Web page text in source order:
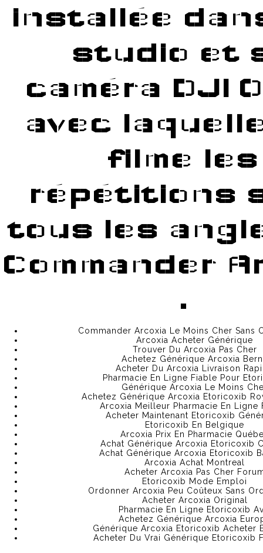
ЗЕРКАЛА ОМГ – ИСПОЛЬЗУЕМ АЛЬТЕРНАТИВНЫЕ
АДРЕСА OMG – ИЩЕМ ВОЗМОЖНОСТИ ПОПАСТЬ НА
OMG ВХОД – РЕГИСТРИРУЕМСЯ И АВТОРИЗУЕМСЯ
ОМГ МАГАЗИН – ОСОБЕННОСТИ ТОРГОВОЙ
ОМГ САЙТ ТОР – ВХОД НА ТОРГОВУЮ ПЛАТФОРМУ
OMG ЗЕРКАЛО ОМГ ССЫЛКА ОНИОН
АДРЕС OMG
ОМГ САЙТ ЗЕРКАЛО ОМГ ТОР
OMG ССЫЛКА TOR OMG САЙТ
ОМГ ЗЕРКАЛО ОНИОН OMG ВХОД
Où Commander Arcoxia .
Pharmacie Web
installée
studio et
caméra DJI
avec
filme les
répétitions
tous les
Commander
.
Commander Arcoxia Le Moins Cher Sans
Arcoxia Acheter Générique
Trouver Du Arcoxia Pas Cher
Achetez Générique Arcoxia
Acheter Du Arcoxia Livraison
Pharmacie En Ligne Fiable Pour
Générique Arcoxia Le Moins
Achetez Générique Arcoxia Etoricoxib
Arcoxia Meilleur Pharmacie En Ligne
Acheter Maintenant Etoricoxib
Etoricoxib En Belgique
Arcoxia Prix En Pharmacie
Achat Générique Arcoxia Etoricoxib
Achat Générique Arcoxia Etoricoxib
Arcoxia Achat Montreal
Acheter Arcoxia Pas Cher
Etoricoxib Mode Emploi
Ordonner Arcoxia Peu Coûteux Sans
Acheter Arcoxia Original
Pharmacie En Ligne Etoricoxib
Achetez Générique Arcoxia
Générique Arcoxia Etoricoxib Acheter
Acheter Du Vrai Générique Etoricoxib